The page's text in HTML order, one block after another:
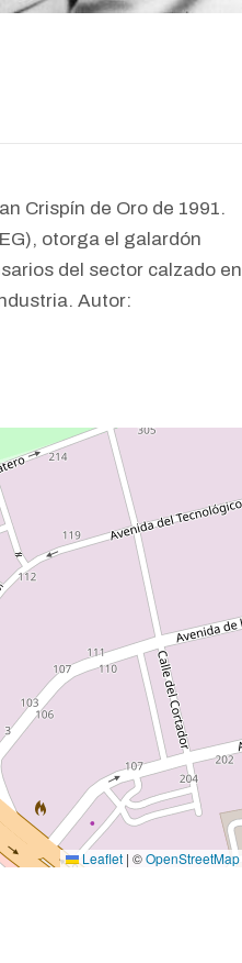
Crispín de Oro de 1991.
otorga el galardón
del sector calzado en
Autor:
Leaflet | ©OpenStreetMap